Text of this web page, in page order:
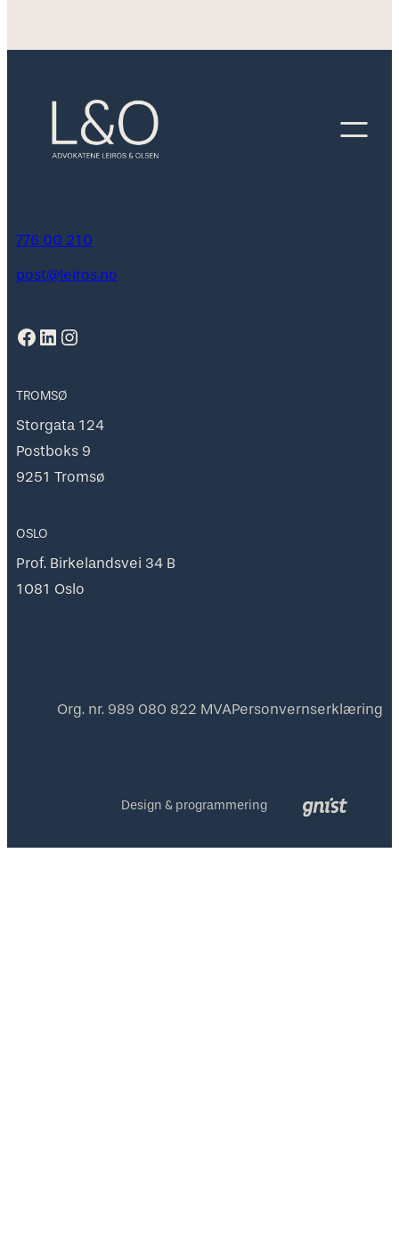
776 00 210
post@leiros.no
Facebook LinkedIn Instagram
TROMSØ
Storgata 124
Postboks 9
9251 Tromsø
OSLO
Prof. Birkelandsvei 34 B
1081 Oslo
Org. nr. 989 080 822 MVAPersonvernserklæring
Design & programmering